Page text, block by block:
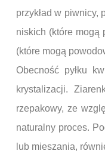
przykład w piwnicy,
niskich (które mogą
(które mogą
Obecność pyłku
krystalizacji.
rzepakowy, ze
naturalny proces.
lub mieszania,